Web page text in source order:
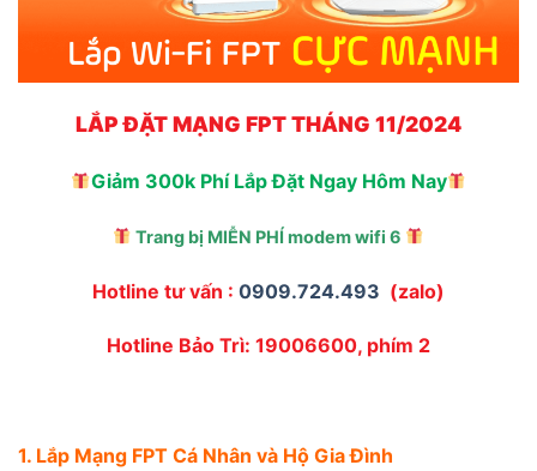
LẮP ĐẶT MẠNG FPT THÁNG 11/2024
Giảm 300k Phí Lắp Đặt Ngay Hôm Nay
Trang bị MIỄN PHÍ modem wifi 6
Hotline tư vấn : 0909.724.493 (zalo)
Hotline Bảo Trì: 19006600, phím 2
1. Lắp Mạng FPT Cá Nhân và Hộ Gia Đình